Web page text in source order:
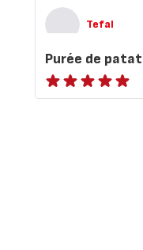
Tefal
Purée de
ratings.NaN